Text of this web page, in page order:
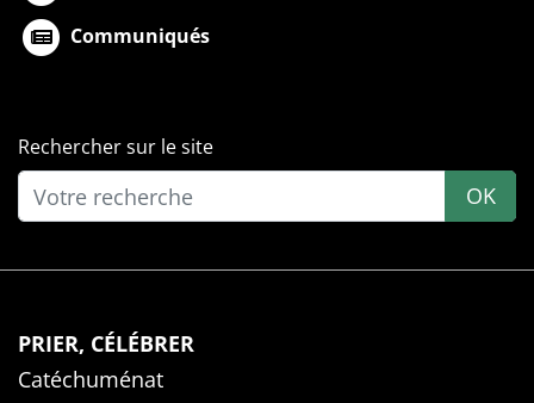
Communiqués
Rechercher sur le site
OK
PRIER, CÉLÉBRER
Catéchuménat